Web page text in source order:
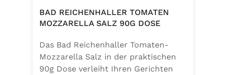
BAD REICHENHALLER TOMATEN
MOZZARELLA SALZ 90G DOSE
Das Bad Reichenhaller Tomaten-
Mozzarella Salz in der praktischen
90g Dose verleiht Ihren Gerichten